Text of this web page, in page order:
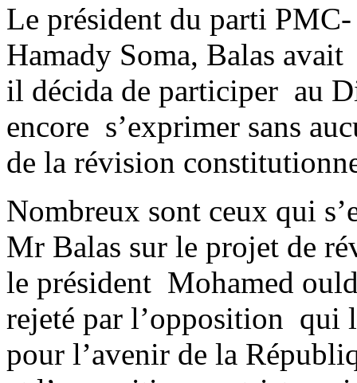
Le président du parti
Hamady Soma, Balas
il décida de participer au
encore s’exprimer sans
de la révision
Nombreux sont ceux qui
Mr Balas sur le projet de
le président Mohamed
rejeté par l’opposition qui
pour l’avenir de la